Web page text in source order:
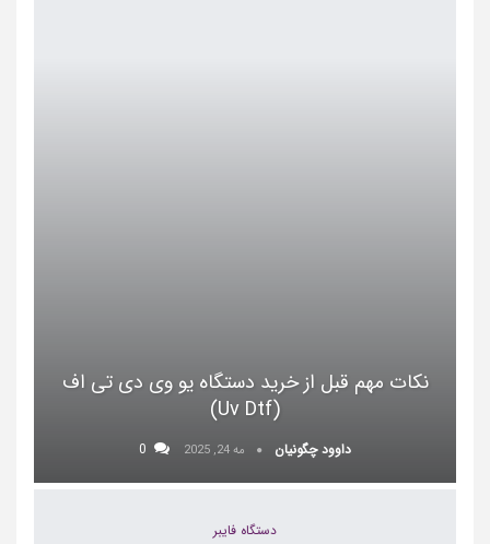
نکات مهم قبل از خرید دستگاه یو وی دی تی اف
(uv Dtf)
داوود چگونیان مه 24, 2025
دستگاه فایبر